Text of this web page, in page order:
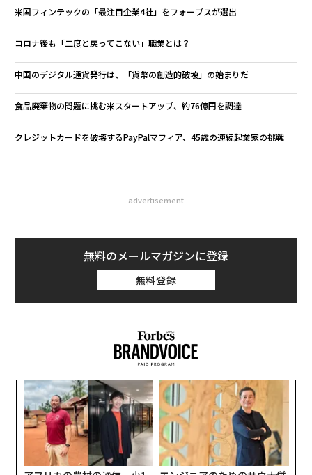
米国フィンテックの「最注目企業4社」をフォーブスが選出
コロナ後も「二度と戻ってこない」職業とは？
中国のデジタル通貨発行は、「貨幣の創造的破壊」の始まりだ
食品廃棄物の問題に挑む米スタートアップ、約76億円を調達
クレジットカードを破壊するPayPalマフィア、45歳の連続起業家の挑戦
advertisement
無料のメールマガジンに登録
無料登録